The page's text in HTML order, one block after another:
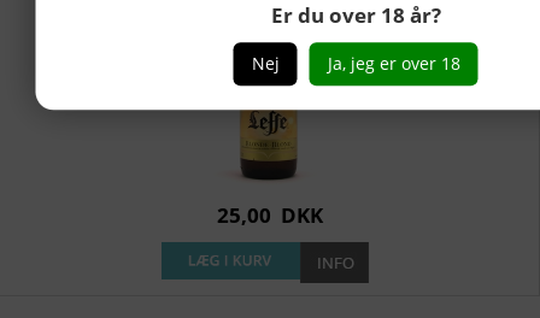
Er du over 18 år?
Nej Ja, jeg er over 18
25,00 DKK